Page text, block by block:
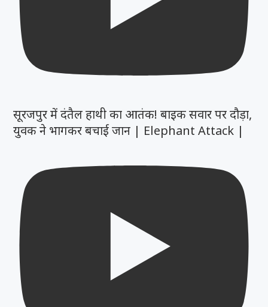
सूरजपुर में दंतैल हाथी का आतंक! बाइक सवार पर दौड़ा,
युवक ने भागकर बचाई जान | Elephant Attack |